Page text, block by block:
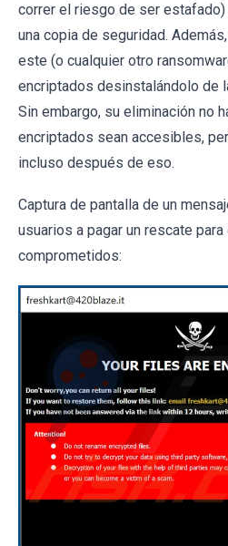
correr el riesgo de ser
una copia de seguridad.
este (o cualquier otro
encriptados desinstalándolo de
Sin embargo, su eliminación no
encriptados sean accesibles,
incluso después de eso.
Captura de pantalla de un
usuarios a pagar un rescate
comprometidos: